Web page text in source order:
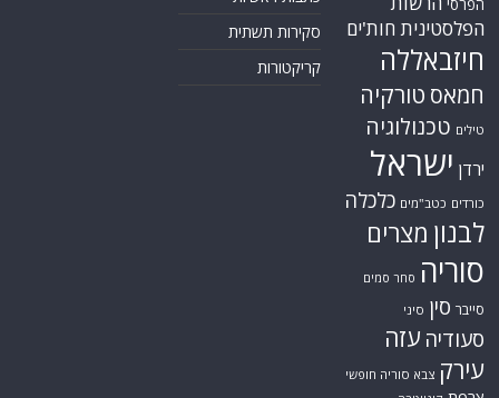
הפרסי
הפלסטינית חות'ים
חיזבאללה
חמאס טורקיה
טילים טכנולוגיה
ירדן ישראל
כורדים כטב"מים כלכלה
לבנון מצרים
סוריה סחר סמים
סייבר סין סיני
סעודיה עזה
עירק צבא סוריה חופשי
סקירות תשתית
קריקטורות